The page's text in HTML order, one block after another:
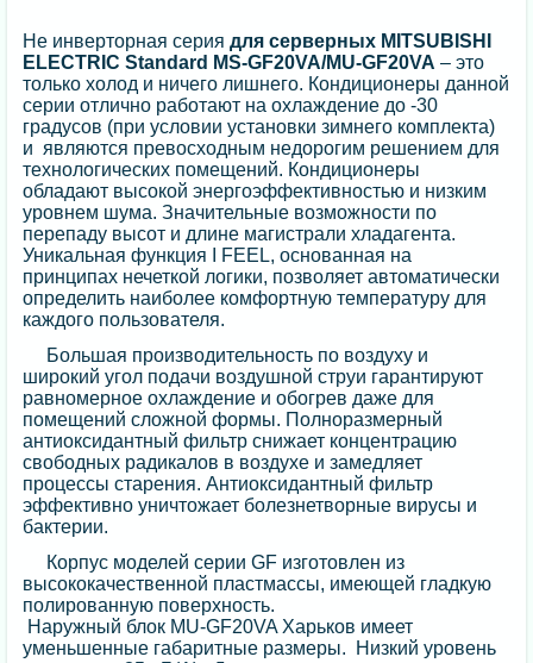
Не инверторная сериядля серверных MITSUBISHI
ELECTRIC Standard MS-GF20VA/MU-GF20VA – это
только холод и ничего лишнего. Кондиционеры данной
серии отлично работают на охлаждение до -30
градусов (при условии установки зимнего комплекта)
и являются превосходным недорогим решением для
технологических помещений. Кондиционеры
обладают высокой энергоэффективностью и низким
уровнем шума. Значительные возможности по
перепаду высот и длине магистрали хладагента.
Уникальная функция I FEEL, основанная на
принципах нечеткой логики, позволяет автоматически
определить наиболее комфортную температуру для
каждого пользователя.
Большая производительность по воздуху и
широкий угол подачи воздушной струи гарантируют
равномерное охлаждение и обогрев даже для
помещений сложной формы. Полноразмерный
антиоксидантный фильтр снижает концентрацию
свободных радикалов в воздухе и замедляет
процессы старения. Антиоксидантный фильтр
эффективно уничтожает болезнетворные вирусы и
бактерии.
Корпус моделей серии GF изготовлен из
высококачественной пластмассы, имеющей гладкую
полированную поверхность.
Наружный блок MU-GF20VA Харьков имеет
уменьшенные габаритные размеры. Низкий уровень